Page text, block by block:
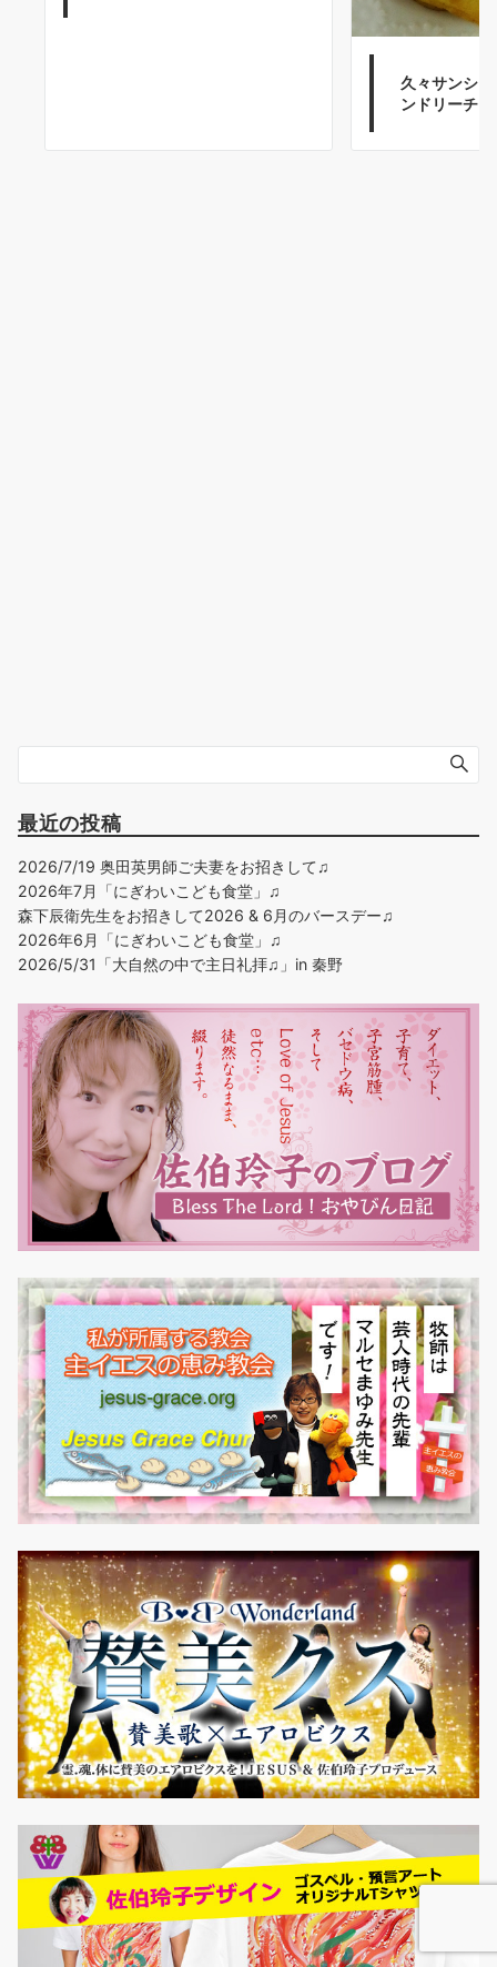
久々サンシ
ンドリーチ
最近の投稿
2026/7/19 奥田英男師ご夫妻をお招きして♫
2026年7月「にぎわいこども食堂」♫
森下辰衛先生をお招きして2026 & 6月のバースデー♫
2026年6月「にぎわいこども食堂」♫
2026/5/31「大自然の中で主日礼拝♫」in 秦野